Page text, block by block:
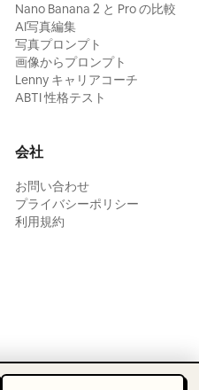
Nano Banana 2 と Pro の比較
AI写真編集
写真プロンプト
画像からプロンプト
Lenny キャリアコーチ
ABTI 性格テスト
会社
お問い合わせ
プライバシーポリシー
利用規約